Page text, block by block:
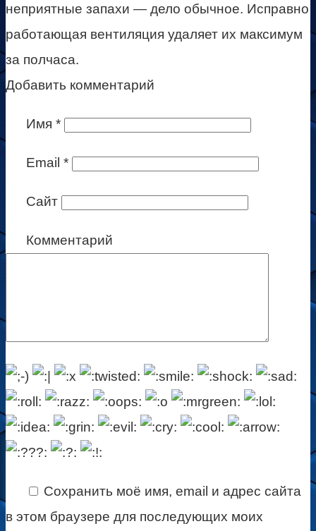
неприятные запахи — дело обычное. Исправно
работающая вентиляция удаляет их максимум
за полчаса.
Добавить комментарий
Имя *
Email *
Сайт
Комментарий
Сохранить моё имя, email и адрес сайта
в этом браузере для последующих моих